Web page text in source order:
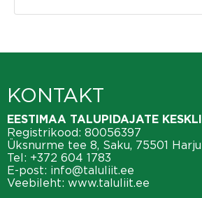
KONTAKT
EESTIMAA TALUPIDAJATE
Registrikood: 80056397
Üksnurme tee 8, Saku, 75501
Tel: +372 604 1783
E-post: info@taluliit.ee
Veebileht: www.taluliit.ee